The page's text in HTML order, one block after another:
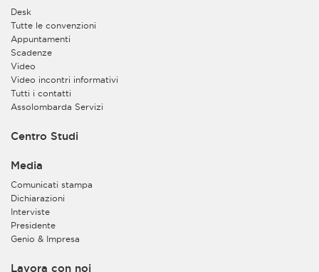
Desk
Tutte le convenzioni
Appuntamenti
Scadenze
Video
Video incontri informativi
Tutti i contatti
Assolombarda Servizi
Centro Studi
Media
Comunicati stampa
Dichiarazioni
Interviste
Presidente
Genio & Impresa
Lavora con noi